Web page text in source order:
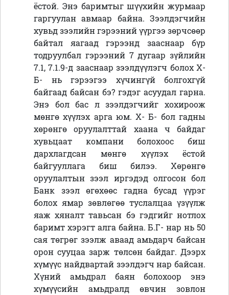
ёстой. Энэ баримтыг шүүхийн журмаар
гаргуулан авмаар байна. Зээлдэгчийн
хувьд зээлийн гэрээний үүргээ зөрчсөөр
байтал яагаад гэрээнд зааснаар бүр
тодруулбал гэрээний 7 дугаар зүйлийн
7.1, 7.1.9-д зааснаар зээлдүүлэгч болох Х-
Б- нь гэрээгээ хүчингүй болгохгүй
байгаад байсан бэ? гэдэг асуудал гарна.
Энэ бол бас л зээлдэгчийг хохироож
мөнгө хүүлэх арга юм. Х- Б- бол гадны
хөрөнгө оруулалттай хаана ч байдаг
хувьцаат компани болохоос биш
дархлагдсан мөнгө хүүлэх ёстой
байгууллага биш билээ. Хөрөнгө
оруулалтын зээл иргэдэд олгосон бол
Банк зээл өгөхөөс гадна бусад үүрэг
болох ямар зөвлөгөө туслалцаа үзүүлж
яаж хяналт тавьсан бэ гэдгийг нотлох
баримт хэрэгт алга байна. Б.Г- нар нь 50
сая төгрөг зээлж аваад амьдарч байсан
орон сууцаа зарж төлсөн байдаг. Дээрх
хүмүүс найдвартай зээлдэгч нар байсан.
Хүний амьдрал баян болохоор энэ
хүмүүсийн амьдралд өвчин зовлон